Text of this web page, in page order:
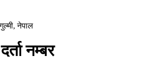
नेपाल
नम्बर